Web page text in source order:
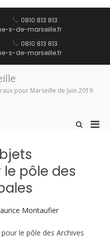
0810 813 813
s-de-marseille.fr
0810 813 813
s-de-marseille.fr
pour Marseille de Juin 2019
Afficher
pôle des
Montaufier
le pôle des Archives